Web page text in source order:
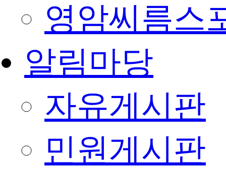
영암씨름스
알림마당
자유게시판
민원게시판